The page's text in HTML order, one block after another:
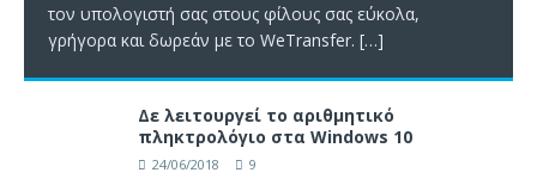
τον υπολογιστή σας στους φίλους σας εύκολα,
γρήγορα και δωρεάν με το WeTransfer. […]
Δε λειτουργεί το αριθμητικό
πληκτρολόγιο στα Windows 10
24/06/2018 9